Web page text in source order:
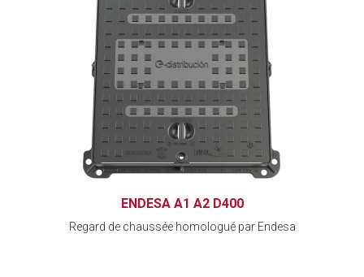
ENDESA A1 A2 D400
Regard de chaussée homologué par Endesa